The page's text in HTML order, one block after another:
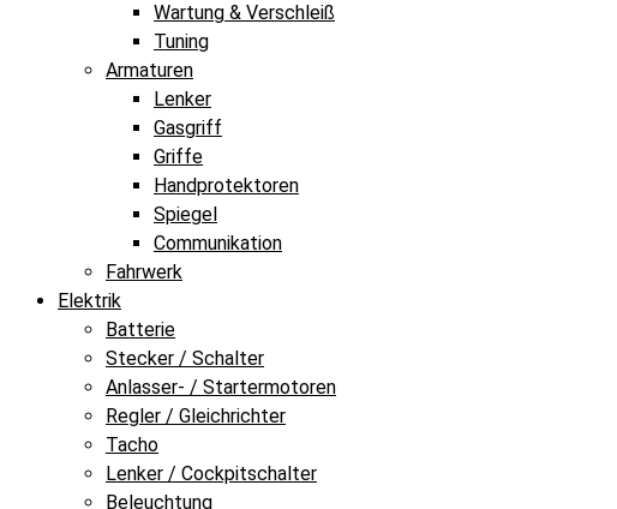
Wartung & Verschleiß
Tuning
Armaturen
Lenker
Gasgriff
Griffe
Handprotektoren
Spiegel
Communikation
Fahrwerk
Elektrik
Batterie
Stecker / Schalter
Anlasser- / Startermotoren
Regler / Gleichrichter
Tacho
Lenker / Cockpitschalter
Beleuchtung